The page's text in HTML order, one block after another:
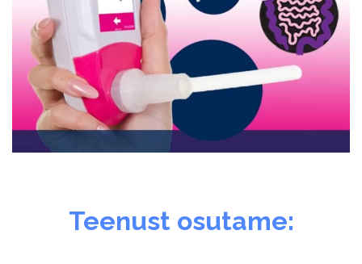
Teenust osutame: